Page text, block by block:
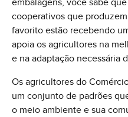
embalagens, você sabe
cooperativos que
favorito estão recebendo
apoia os agricultores na
e na adaptação necessária
Os agricultores do
um conjunto de padrões
o meio ambiente e sua